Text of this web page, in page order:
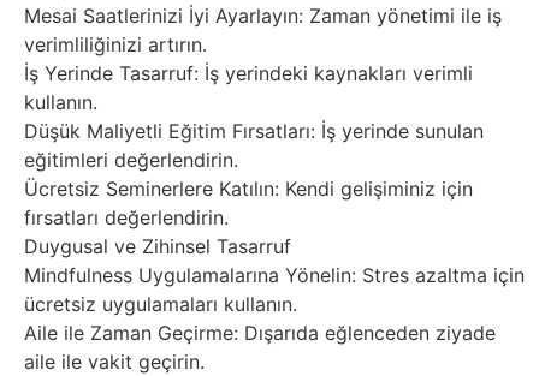
Mesai Saatlerinizi İyi Ayarlayın: Zaman yönetimi ile iş
verimliliğinizi artırın.
İş Yerinde Tasarruf: İş yerindeki kaynakları verimli
kullanın.
Düşük Maliyetli Eğitim Fırsatları: İş yerinde sunulan
eğitimleri değerlendirin.
Ücretsiz Seminerlere Katılın: Kendi gelişiminiz için
fırsatları değerlendirin.
Duygusal ve Zihinsel Tasarruf
Mindfulness Uygulamalarına Yönelin: Stres azaltma için
ücretsiz uygulamaları kullanın.
Aile ile Zaman Geçirme: Dışarıda eğlenceden ziyade
aile ile vakit geçirin.